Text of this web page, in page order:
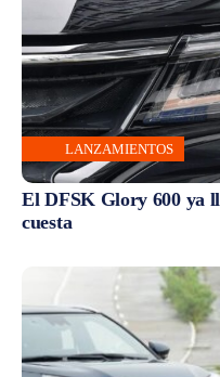
LANZAMIENTOS
El DFSK Glory 600 ya
cuesta